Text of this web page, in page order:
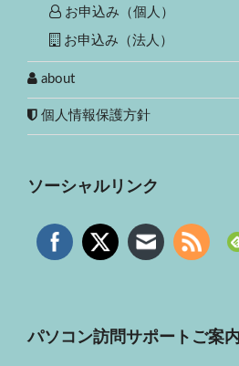
お申込み（個人）
お申込み（法人）
about
個人情報保護方針
ソーシャルリンク
パソコン訪問サポートご案内